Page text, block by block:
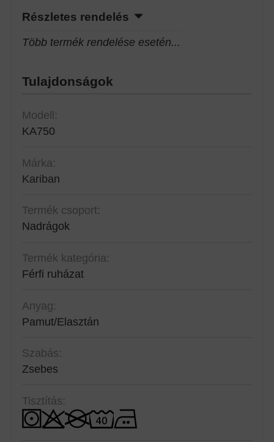
Részletes rendelés
Több termék rendelése esetén...
Tulajdonságok
Modell:
KA750
Márka:
Kariban
Termék csoport:
Nadrágok
Termék kategória:
Férfi ruházat
Anyag:
Pamut/Elasztán
Szabás:
Zsebes
Tisztítás: